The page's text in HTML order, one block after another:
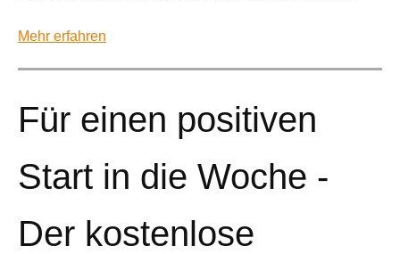
Mehr erfahren
Für einen positiven
Start in die Woche -
Der kostenlose